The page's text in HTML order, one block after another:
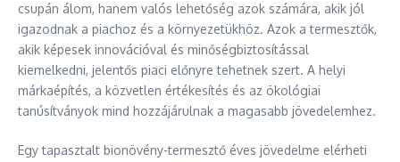
csupán álom, hanem valós lehetőség azok számára, akik jól
igazodnak a piachoz és a környezetükhöz. Azok a termesztők,
akik képesek innovációval és minőségbiztosítással
kiemelkedni, jelentős piaci előnyre tehetnek szert. A helyi
márkaépítés, a közvetlen értékesítés és az ökológiai
tanúsítványok mind hozzájárulnak a magasabb jövedelemhez.
Egy tapasztalt bionövény-termesztő éves jövedelme elérheti